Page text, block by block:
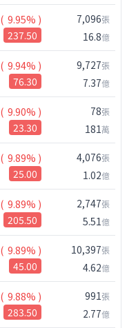
( 9.95% )
237.50
7,096張
16.8億
( 9.94% )
76.30
9,727張
7.37億
( 9.90% )
23.30
78張
181萬
( 9.89% )
25.00
4,076張
1.02億
( 9.89% )
205.50
2,747張
5.51億
( 9.89% )
45.00
10,397張
4.62億
( 9.88% )
283.50
991張
2.77億